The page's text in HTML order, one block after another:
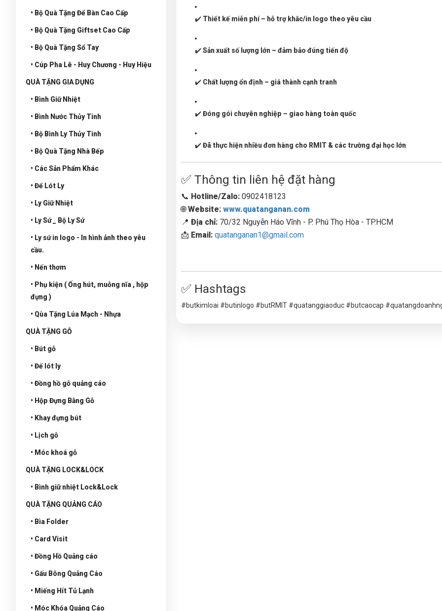
• Bộ Quà Tặng Để Bàn Cao Cấp
• Bộ Quà Tặng Giftset Cao Cấp
• Bộ Quà Tặng Sổ Tay
• Cúp Pha Lê - Huy Chương - Huy Hiệu
QUÀ TẶNG GIA DỤNG
• Bình Giữ Nhiệt
• Bình Nước Thủy Tinh
• Bộ Bình Ly Thủy Tinh
• Bộ Quà Tặng Nhà Bếp
• Các Sản Phẩm Khác
• Đế Lót Ly
• Ly Giữ Nhiệt
• Ly Sứ _ Bộ Ly Sứ
• Ly sứ in logo - In hình ảnh theo yêu
cầu.
• Nến thơm
• Phụ kiện ( Ống hút, muỗng nĩa , hộp
đựng )
• Qùa Tặng Lúa Mạch - Nhựa
QUÀ TẶNG GỖ
• Bút gỗ
• Đế lót ly
• Đồng hồ gỗ quảng cáo
• Hộp Đựng Bằng Gỗ
• Khay đựng bút
• Lịch gỗ
• Móc khoá gỗ
QUÀ TẶNG LOCK&LOCK
• Bình giữ nhiệt Lock&Lock
QUÀ TẶNG QUẢNG CÁO
• Bìa Folder
• Card Visit
• Đồng Hồ Quảng cáo
• Gấu Bông Quảng Cáo
• Miếng Hít Tủ Lạnh
• Móc Khóa Quảng Cáo
✔️ Thiết kế miễn phí – hỗ trợ khắc/in logo theo yêu cầu
✔️Sản xuất số lượng lớn – đảm bảo đúng tiến độ
✔️ Chất lượng ổn định – giá thành cạnh tranh
✔️Đóng gói chuyên nghiệp – giao hàng toàn quốc
✔️Đã thực hiện nhiều đơn hàng cho RMIT & các trường đại học lớn
✅ Thông tin liên hệ đặt hàng
📞 Hotline/Zalo: 0902418123
🌐Website: www.quatanganan.com
📍 Địa chỉ: 70/32 Nguyễn Háo Vĩnh - P. Phú Thọ Hòa - TP.HCM
📩 Email: quatanganan1@gmail.com
✅ Hashtags
#butkimloai #butinlogo #butRMIT #quatanggiaoduc #butcaocap